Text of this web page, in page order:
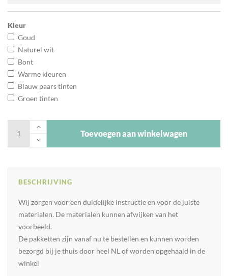
Kleur
Goud
Naturel wit
Bont
Warme kleuren
Blauw paars tinten
Groen tinten
Toevoegen aan winkelwagen
BESCHRIJVING
Wij zorgen voor een duidelijke instructie en voor de juiste
materialen. De materialen kunnen afwijken van het
voorbeeld.
De pakketten zijn vanaf nu te bestellen en kunnen worden
bezorgd bij je thuis door heel NL of worden opgehaald in de
winkel